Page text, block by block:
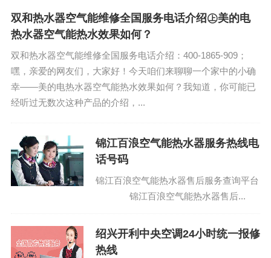
艾斐堡...
双和热水器空气能维修全国服务电话介绍㊤美的电
热水器空气能热水效果如何？
双和热水器空气能维修全国服务电话介绍：400-1865-909；
嘿，亲爱的网友们，大家好！今天咱们来聊聊一个家中的小确
幸——美的电热水器空气能热水效果如何？我知道，你可能已
经听过无数次这种产品的介绍，...
锦江百浪空气能热水器服务热线电
话号码
锦江百浪空气能热水器售后服务查询平台
锦江百浪空气能热水器售后...
绍兴开利中央空调24小时统一报修
热线